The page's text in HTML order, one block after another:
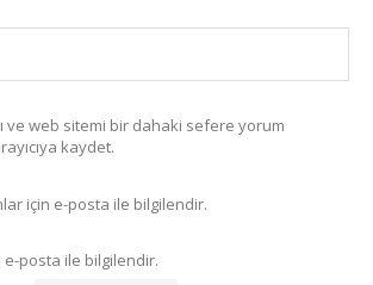
ve web sitemi bir dahaki sefere yorum
kaydet.
için e-posta ile bilgilendir.
e-posta ile bilgilendir.